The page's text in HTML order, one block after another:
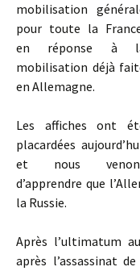
mobilisation
pour toute la
en réponse à
mobilisation déjà
en Allemagne.
Les affiches ont
placardées
et nous
d’apprendre que
la Russie.
Après l’ultimatum
après l’assassinat